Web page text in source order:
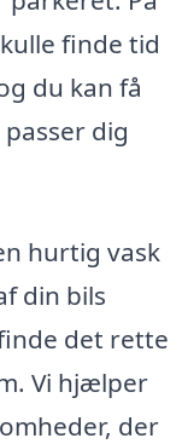
finde tid
du kan få
dig
hurtig vask
din bils
det rette
Vi hjælper
der